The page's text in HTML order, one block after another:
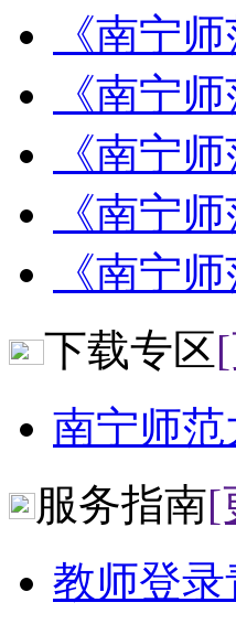
《南宁
《南宁
《南宁
《南宁
《南宁
下载专区
南宁师
服务指南[
教师登